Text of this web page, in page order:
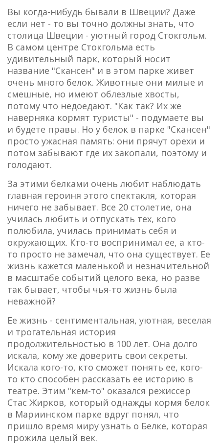
Вы когда-нибудь бывали в Швеции? Даже
если нет - то вы точно должны знать, что
столица Швеции - уютный город Стокгольм.
В самом центре Стокгольма есть
удивительный парк, который носит
название "Скансен" и в этом парке живет
очень много белок. Животные они милые и
смешные, но имеют облезлые хвосты,
потому что недоедают. "Как так? Их же
наверняка кормят туристы" - подумаете вы
и будете правы. Но у белок в парке "Скансен"
просто ужасная память: они прячут орехи и
потом забывают где их закопали, поэтому и
голодают.
За этими белками очень любит наблюдать
главная героиня этого спектакля, которая
ничего не забывает. Все 20 столетие, она
училась любить и отпускать тех, кого
полюбила, училась принимать себя и
окружающих. Кто-то воспринимал ее, а кто-
то просто не замечал, что она существует. Ее
жизнь кажется маленькой и незначительной
в масштабе событий целого века, но разве
так бывает, чтобы чья-то жизнь была
неважной?
Ее жизнь - сентиментальная, уютная, веселая
и трогательная история
продолжительностью в 100 лет. Она долго
искала, кому же доверить свои секреты.
Искала кого-то, кто сможет понять ее, кого-
то кто способен рассказать ее историю в
театре. Этим "кем-то" оказался режиссер
Стас Жирков, который однажды кормя белок
в Мариинском парке вдруг понял, что
пришло время миру узнать о Белке, которая
прожила целый век.